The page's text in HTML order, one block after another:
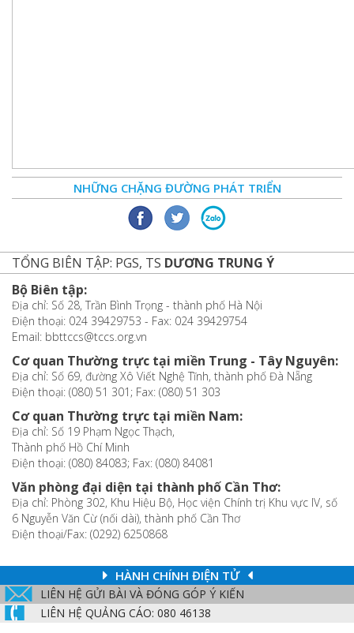
NHỮNG CHẶNG ĐƯỜNG PHÁT TRIỂN
TỔNG BIÊN TẬP: PGS, TS DƯƠNG TRUNG Ý
Bộ Biên tập:
Địa chỉ: Số 28, Trần Bình Trọng - thành phố Hà Nội
Điện thoại: 024 39429753 - Fax: 024 39429754
Email: bbttccs@tccs.org.vn
Cơ quan Thường trực tại miền Trung - Tây Nguyên:
Địa chỉ: Số 69, đường Xô Viết Nghệ Tĩnh, thành phố Đà Nẵng
Điện thoại: (080) 51 301; Fax: (080) 51 303
Cơ quan Thường trực tại miền Nam:
Địa chỉ: Số 19 Phạm Ngọc Thạch,
Thành phố Hồ Chí Minh
Điện thoại: (080) 84083; Fax: (080) 84081
Văn phòng đại diện tại thành phố Cần Thơ:
Địa chỉ: Phòng 302, Khu Hiệu Bộ, Học viện Chính trị Khu vực IV, số
6 Nguyễn Văn Cừ (nối dài), thành phố Cần Thơ
Điện thoại/Fax: (0292) 6250868
HÀNH CHÍNH ĐIỆN TỬ
LIÊN HỆ GỬI BÀI VÀ ĐÓNG GÓP Ý KIẾN
LIÊN HỆ QUẢNG CÁO: 080 46138